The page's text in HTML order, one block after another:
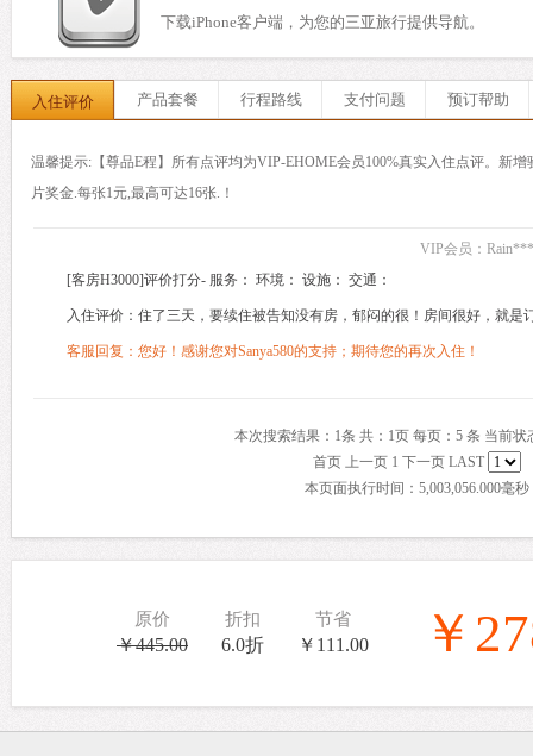
下载iPhone客户端，为您的三亚旅行提供导航。
入住评价 产品套餐 行程路线 支付问题 预订帮助
温馨提示:【尊品E程】所有点评均为VIP-EHOME会员100%真实入住点评。 新增
片奖金.每张1元,最高可达16张.！
VIP会员：
[客房H3000]评价打分- 服务： 环境： 设施： 交通：
入住评价：住了三天，要续住被告知没有房，郁闷的很！房间很好，就是
客服回复： 您好！感谢您对Sanya580的支持；期待您的再次入住！
本次搜索结果：1条 共：1页 每页：5 条 当前状
首页 上一页 1 下一页 LAST
本页面执行时间：5,003,056.000毫秒
原价
￥445.00
折扣
6.0折
节省
￥111.00 ￥
入住评价